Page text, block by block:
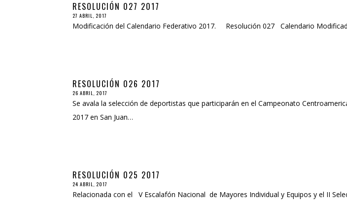
RESOLUCIÓN 027 2017
27 ABRIL, 2017
Modificación del Calendario Federativo 2017. Resolución 027 Calendario
RESOLUCIÓN 026 2017
26 ABRIL, 2017
Se avala la selección de deportistas que participarán en el Campeonato
2017 en San Juan…
RESOLUCIÓN 025 2017
24 ABRIL, 2017
Relacionada con el V Escalafón Nacional de Mayores Individual y Equipos y el II